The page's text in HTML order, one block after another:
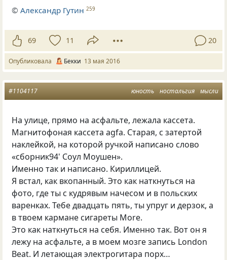
©Александр Гутин 259
69 11 20
Опубликовала Бекки 13 мая 2016
юность ностальгия мысли
#1104117
На улице, прямо на асфальте, лежала кассета.
Магнитофоная кассета agfa. Старая, с затертой
наклейкой, на которой ручкой написано слово
«сборник94' Соул Моушен».
Именно так и написано. Кириллицей.
Я встал, как вкопанный. Это как наткнуться на
фото, где ты с кудрявым начесом и в польских
варенках. Тебе двадцать пять, ты упруг и дерзок, а
в твоем кармане сигареты More.
Это как наткнуться на себя. Именно так. Вот он я
лежу на асфальте, а в моем мозге запись London
Beat. И летающая электрогитара порх…